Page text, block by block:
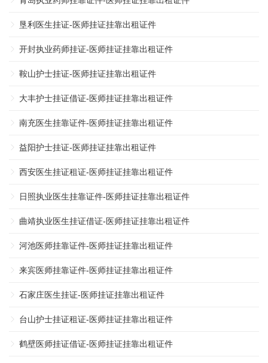
垦利医生挂证-医师挂证挂靠出租证件
开封执业药师挂证-医师挂证挂靠出租证件
鞍山护士挂证-医师挂证挂靠出租证件
大丰护士挂证借证-医师挂证挂靠出租证件
南充医生挂靠证件-医师挂证挂靠出租证件
益阳护士挂证-医师挂证挂靠出租证件
西安医生挂证租证-医师挂证挂靠出租证件
日照执业医生挂靠证件-医师挂证挂靠出租证件
曲靖执业医生挂证借证-医师挂证挂靠出租证件
河池医师挂靠证件-医师挂证挂靠出租证件
来宾医师挂靠证件-医师挂证挂靠出租证件
石家庄医生挂证-医师挂证挂靠出租证件
台山护士挂证租证-医师挂证挂靠出租证件
鹤壁医师挂证借证-医师挂证挂靠出租证件